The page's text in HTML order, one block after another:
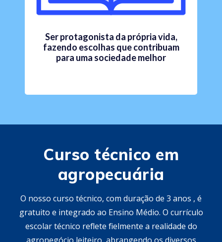
Ser protagonista da própria vida,
fazendo escolhas que contribuam
para uma sociedade melhor
Curso técnico em
agropecuária
O nosso curso técnico, com duração de 3 anos , é
gratuito e integrado ao Ensino Médio. O currículo
escolar técnico reflete fielmente a realidade do